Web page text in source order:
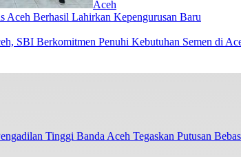
Aceh
Aceh Berhasil Lahirkan Kepengurusan Baru
SBI Berkomitmen Penuhi Kebutuhan Semen di